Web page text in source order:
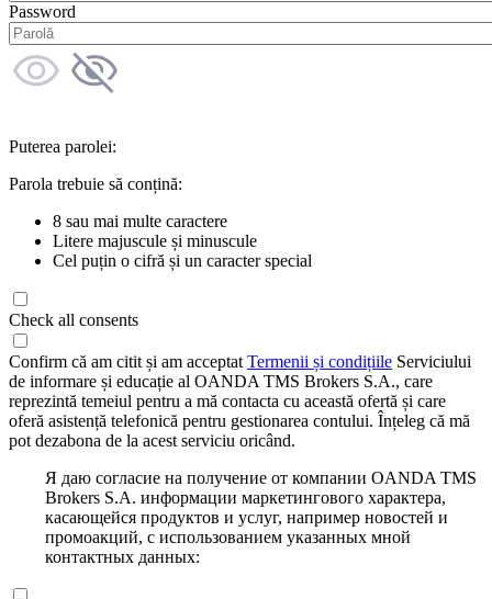
Password
Puterea parolei:
Parola trebuie să conțină:
8 sau mai multe caractere
Litere majuscule și minuscule
Cel puțin o cifră și un caracter special
Check all consents
Confirm că am citit și am acceptat Termenii și condițiile Serviciului
de informare și educație al OANDA TMS Brokers S.A., care
reprezintă temeiul pentru a mă contacta cu această ofertă și care
oferă asistență telefonică pentru gestionarea contului. Înțeleg că mă
pot dezabona de la acest serviciu oricând.
Я даю согласие на получение от компании OANDA TMS
Brokers S.A. информации маркетингового характера,
касающейся продуктов и услуг, например новостей и
промоакций, с использованием указанных мной
контактных данных: